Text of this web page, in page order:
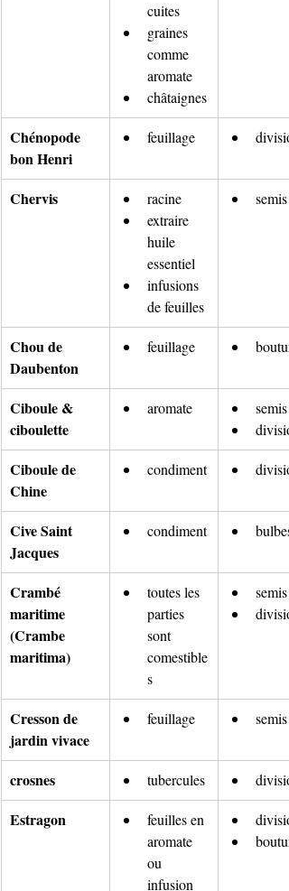
cuites
graines
comme
aromate
châtaignes
Chénopode
bon Henri
feuillage
Chervis
racine
extraire
huile
essentiel
infusions
de feuilles
semis
Chou de
Daubenton
feuillage bouture
Ciboule &
ciboulette
aromate
semis
Ciboule de
Chine
condiment
Cive Saint
Jacques
condiment bulbes
Crambé
maritime
(Crambe
maritima)
toutes les
parties
sont
comestible
s
semis
Cresson de
jardin vivace
feuillage semis
crosnes tubercules
Estragon
feuilles en
aromate
ou
infusion